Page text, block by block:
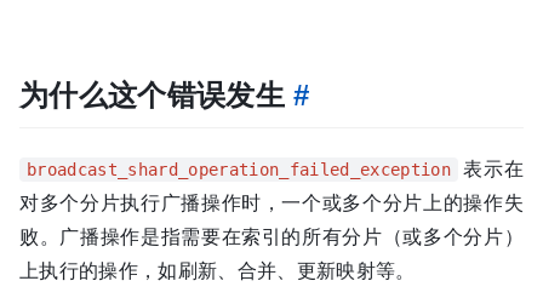
为什么这个错误发生#
broadcast_shard_operation_failed_exception
表示在
对多个分片执行广播操作时，一个或多个分片上的操作失
败。广播操作是指需要在索引的所有分片（或多个分片）
上执行的操作，如刷新、合并、更新映射等。